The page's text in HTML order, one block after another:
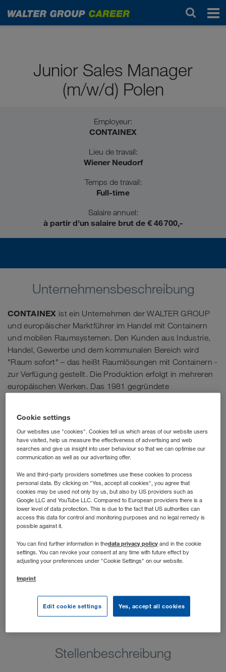
Diplômé(e)s du baccalauréat
Junior Sales Manager
(m/w/d) Polen
Employeur:
CONTAINEX
Lieu de travail:
Wiener Neudorf
Temps de travail:
Full-time
Salaire annuel:
à partir d'un salaire brut de € 46 700,-
Unternehmensbeschreibung
CONTAINEX ist ein Unternehmen der WALTER GROUP
und europäischer Marktführer im Handel mit Containern
und mobilen Raumsystemen. Den Kunden aus Industrie,
Handel, Gewerbe und dem kommunalen Bereich wird
"Raum sofort" – das heißt Raumlösungen mit Containern -
zur Verfügung gestellt. Die Produktion erfolgt in mehreren
europäischen Werken. Das 1981 gegründete
Expansionsgeist.
Als Junior Sales Manager (m/w/d) lernst du von den Profis,
hast die Möglichkeit, dich praxisnah deinen Stärken
Sales Management zu werden. Wir unterstützen dich
dabei!
Stellenbeschreibung
Cookie settings
Our websites use "cookies". Cookies tell us which areas of our website users
have visited, help us measure the effectiveness of advertising and web
searches and give us insight into user behaviour so that we can optimise our
communication as well as our advertising offer.
We and third-party providers sometimes use these cookies to process
personal data. By clicking on "Yes, accept all cookies", you agree that
cookies may be used not only by us, but also by US providers such as
Google LLC and YouTube LLC. Compared to European providers there is a
lower level of data protection. This is due to the fact that US authorities can
access this data for control and monitoring purposes and no legal remedy is
possible against it.
You can find further information in thedata privacy policy and in the cookie
settings. You can revoke your consent at any time with future effect by
adjusting your preferences under "Cookie Settings" on our website.
Imprint
Edit cookie settings Yes, accept all cookies